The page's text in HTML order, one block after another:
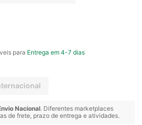
para Entrega em 4-7 dias
Nacional. Diferentes marketplaces
de frete, prazo de entrega e atividades.